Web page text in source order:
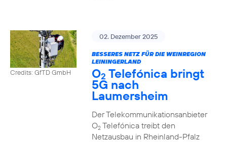
Credits: GfTD GmbH
02. Dezember 2025
BESSERES NETZ FÜR DIE WEINREGION
LEININGERLAND
O2 Telefónica bringt
5G nach
Laumersheim
Der Telekommunikationsanbieter
O2Telefónica treibt den
Netzausbau in Rheinland-Pfalz